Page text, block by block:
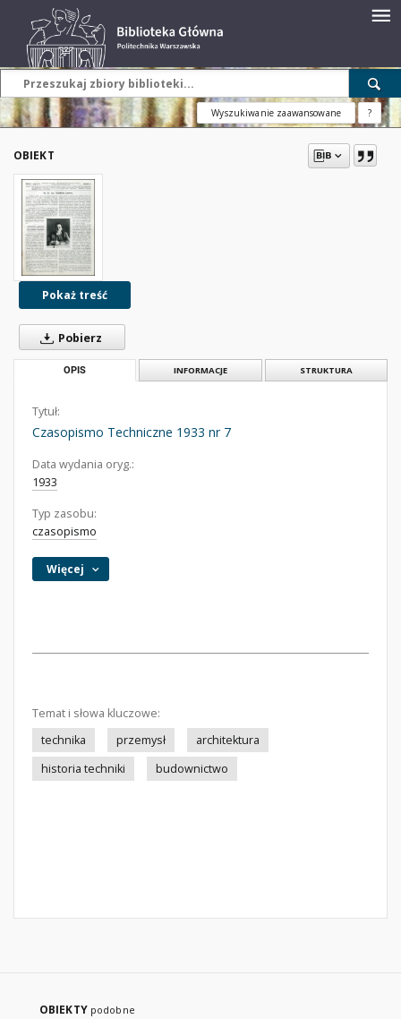
Wyszukiwanie zaawansowane ?
OBIEKT
Pokaż treść
Pobierz
OPIS INFORMACJE STRUKTURA
Tytuł:
Czasopismo Techniczne 1933 nr 7
Data wydania oryg.:
1933
Typ zasobu:
czasopismo
Więcej
Temat i słowa kluczowe:
technika
przemysł
architektura
historia techniki
budownictwo
OBIEKTY podobne